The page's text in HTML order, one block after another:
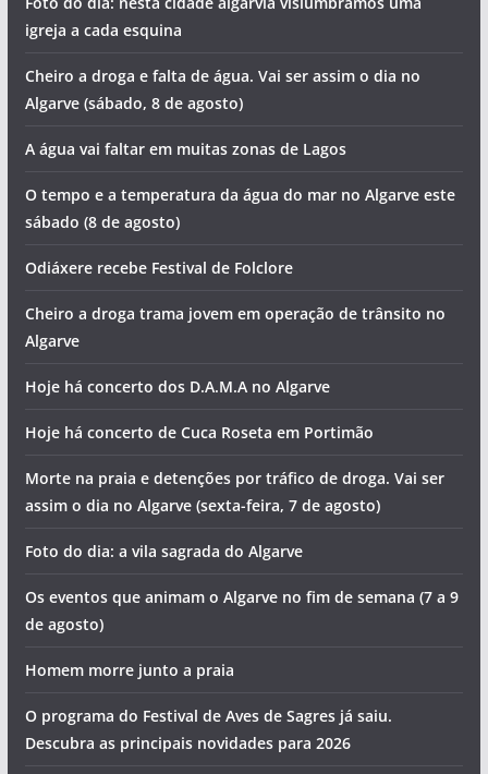
igreja a cada esquina
Cheiro a droga e falta de água. Vai ser assim o dia no
Algarve (sábado, 8 de agosto)
A água vai faltar em muitas zonas de Lagos
O tempo e a temperatura da água do mar no Algarve este
sábado (8 de agosto)
Odiáxere recebe Festival de Folclore
Cheiro a droga trama jovem em operação de trânsito no
Algarve
Hoje há concerto dos D.A.M.A no Algarve
Hoje há concerto de Cuca Roseta em Portimão
Morte na praia e detenções por tráfico de droga. Vai ser
assim o dia no Algarve (sexta-feira, 7 de agosto)
Foto do dia: a vila sagrada do Algarve
Os eventos que animam o Algarve no fim de semana (7 a 9
de agosto)
Homem morre junto a praia
O programa do Festival de Aves de Sagres já saiu.
Descubra as principais novidades para 2026